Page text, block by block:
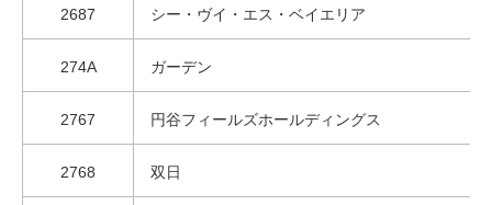
2687 シー・ヴイ・エス・ベイエリア
274A ガーデン
2767 円谷フィールズホールディングス
2768 双日